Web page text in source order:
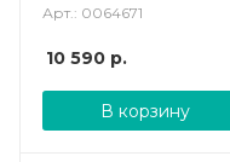
Арт.: 0064671
10 590 р.
В корзину